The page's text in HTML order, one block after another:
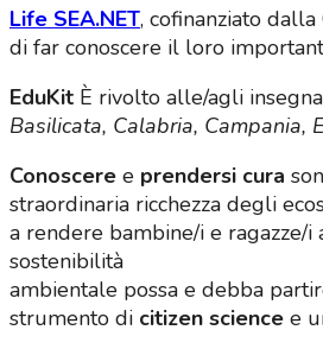
Life SEA.NET, cofinanziato
di far conoscere il loro
EduKit È rivolto alle/agli
Basilicata, Calabria, Campania,
Conoscere e prendersi cura
straordinaria ricchezza degli
a rendere bambine/i e
sostenibilità
ambientale possa e debba
strumento di citizen science e